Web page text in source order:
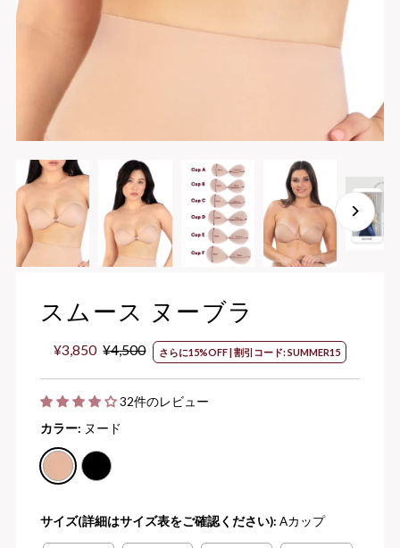
スムース ヌーブラ
セ
価
格
¥3,850 通
格
¥4,500 さらに15%OFF | 割引コード: SUMMER15
32件のレビュー
カラー: ヌード
サイズ(詳細はサイズ表をご確認ください): Aカップ